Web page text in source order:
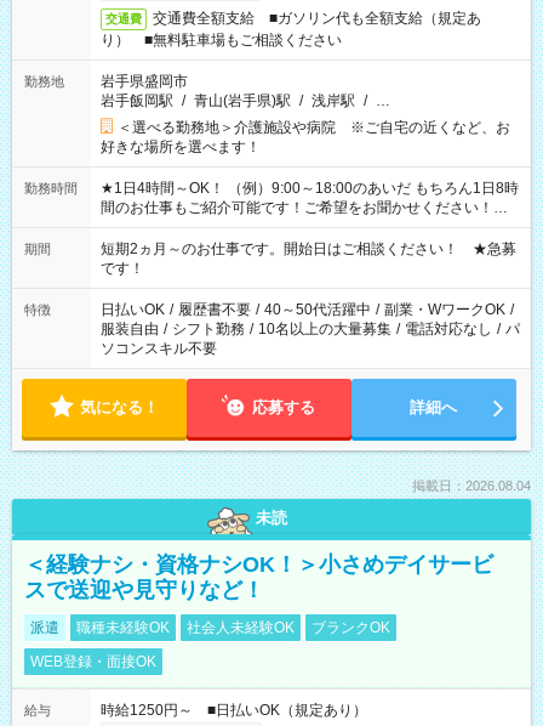
交通費
交通費全額支給 ■ガソリン代も全額支給（規定あ
り） ■無料駐車場もご相談ください
勤務地
岩手県盛岡市
岩手飯岡駅 / 青山(岩手県)駅 / 浅岸駅 / …
＜選べる勤務地＞介護施設や病院 ※ご自宅の近くなど、お
好きな場所を選べます！
勤務時間
★1日4時間～OK！ （例）9:00～18:00のあいだ もちろん1日8時
間のお仕事もご紹介可能です！ご希望をお聞かせください！★
家庭の都合でお休みが必要な場合も遠慮なくご相談ください。
※週最低15時間以上の勤務が必要です
期間
短期2ヵ月～のお仕事です。開始日はご相談ください！ ★急募
です！
特徴 日払いOK / 履歴書不要 / 40～50代活躍中 / 副業・WワークOK /
服装自由 / シフト勤務 / 10名以上の大量募集 / 電話対応なし / パ
ソコンスキル不要
気になる！ 応募する 詳細へ
掲載日：2026.08.04
未読
＜経験ナシ・資格ナシOK！＞小さめデイサービ
スで送迎や見守りなど！
派遣 職種未経験OK 社会人未経験OK
ブランクOK
WEB登録・面接OK
給与
時給1250円～ ■日払いOK（規定あり）